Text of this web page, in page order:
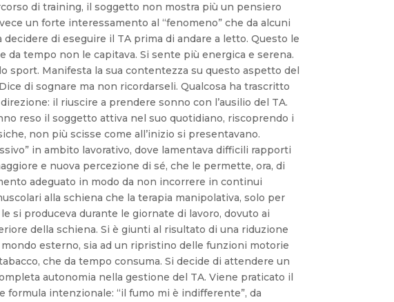
di training, il soggetto non mostra più un pensiero
un forte interessamento al “fenomeno” che da alcuni
di eseguire il TA prima di andare a letto. Questo le
tempo non le capitava. Si sente più energica e serena.
sport. Manifesta la sua contentezza su questo aspetto del
di sognare ma non ricordarseli. Qualcosa ha trascritto
il riuscire a prendere sonno con l’ausilio del TA.
reso il soggetto attiva nel suo quotidiano, riscoprendo i
non più scisse come all’inizio si presentavano.
in ambito lavorativo, dove lamentava difficili rapporti
e nuova percezione di sé, che le permette, ora, di
adeguato in modo da non incorrere in continui
alla schiena che la terapia manipolativa, solo per
si produceva durante le giornate di lavoro, dovuto ai
della schiena. Si è giunti al risultato di una riduzione
esterno, sia ad un ripristino delle funzioni motorie
che da tempo consuma. Si decide di attendere un
autonomia nella gestione del TA. Viene praticato il
intenzionale: “il fumo mi è indifferente”, da